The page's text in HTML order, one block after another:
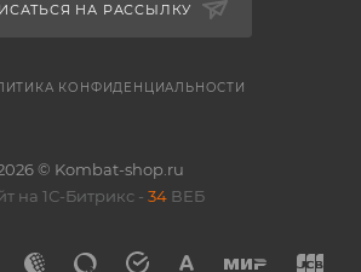
НА РАССЫЛКУ
КОНФИДЕНЦИАЛЬНОСТИ
© Kombat-shop.ru
на 1С-Битрикс - 34 ВЕБ